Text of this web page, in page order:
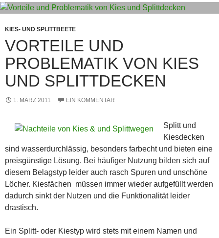
KIES- UND SPLITTBEETE
VORTEILE UND
PROBLEMATIK VON KIES
UND SPLITTDECKEN
1. MÄRZ 2011 EIN KOMMENTAR
Splitt und
Kiesdecken
sind wasserdurchlässig, besonders farbecht und bieten eine
preisgünstige Lösung. Bei häufiger Nutzung bilden sich auf
diesem Belagstyp leider auch rasch Spuren und unschöne
Löcher. Kiesfächen müssen immer wieder aufgefüllt werden
dadurch sinkt der Nutzen und die Funktionalität leider
drastisch.
Ein Splitt- oder Kiestyp wird stets mit einem Namen und